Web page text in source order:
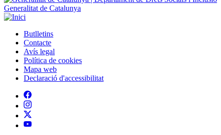
Generalitat de Catalunya
Peu
Butlletins
Contacte
Avís legal
Política de cookies
Mapa web
Declaració d'accessibilitat